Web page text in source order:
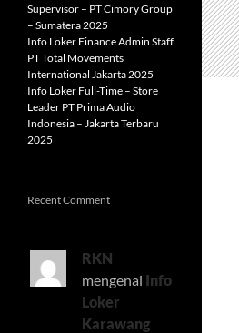
Supervisor – PT Cimory Group
– Sumatera 2025
Info Loker Finance Admin Staff
PT Total Movements
International Jakarta 2025
Info Loker Full-Time – Store
Leader PT Prima Audio
Indonesia – Jakarta Terbaru
2025
Recent Comment
RKN
mengenai Info
Loker
Karawang